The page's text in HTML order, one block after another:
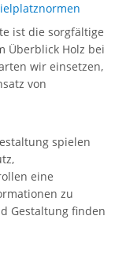
ist die sorgfältige
Holz bei
wir einsetzen,
von
spielen
eine
zu
Gestaltung finden